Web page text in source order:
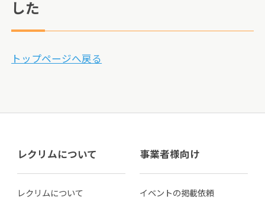
した
トップページへ戻る
レクリムについて
レクリムについて
事業者様向け
イベントの掲載依頼